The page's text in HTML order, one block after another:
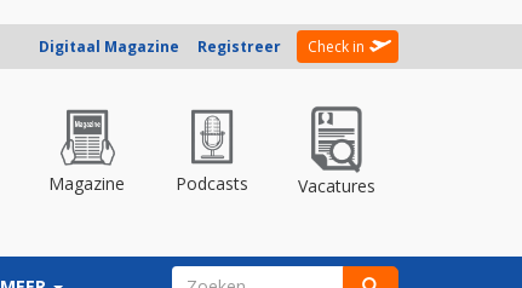
Digitaal Magazine Registreer Check in
Magazine Podcasts Vacatures
ZOEKVELD